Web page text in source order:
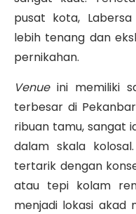
pusat kota,
lebih tenang dan
pernikahan.
Venueini memiliki
terbesar di
ribuan tamu, sangat
dalam skala
tertarik dengan
atau tepi kolam
menjadi lokasi akad